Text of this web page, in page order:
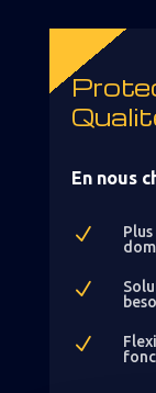
En nous
N
N
N